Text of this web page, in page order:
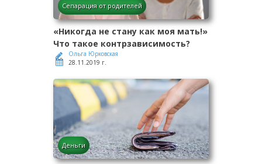
Сепарация от родителей
«Никогда не стану как моя мать!»
Что такое контрзависимость?
Ольга Юрковская
28.11.2019 г.
Деньги